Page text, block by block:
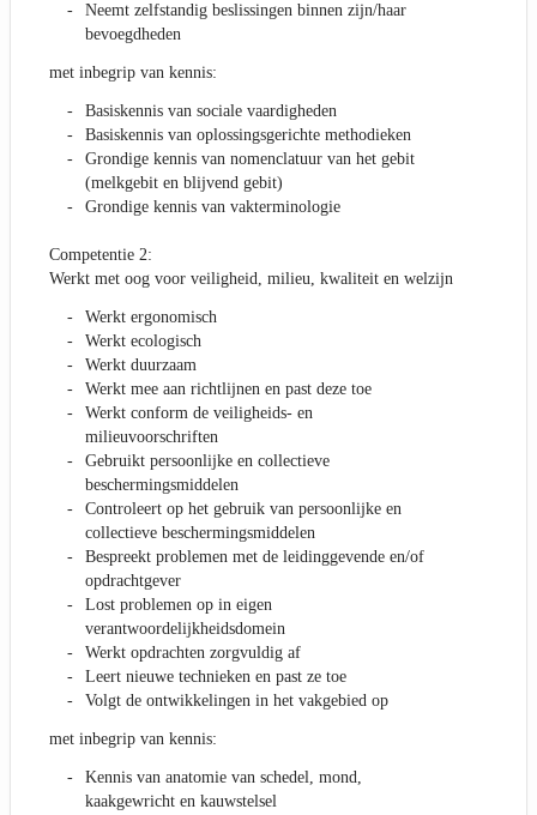
Neemt zelfstandig beslissingen binnen zijn/haar
bevoegdheden
met inbegrip van kennis:
Basiskennis van sociale vaardigheden
Basiskennis van oplossingsgerichte methodieken
Grondige kennis van nomenclatuur van het gebit
(melkgebit en blijvend gebit)
Grondige kennis van vakterminologie
Competentie 2:
Werkt met oog voor veiligheid, milieu, kwaliteit en welzijn
Werkt ergonomisch
Werkt ecologisch
Werkt duurzaam
Werkt mee aan richtlijnen en past deze toe
Werkt conform de veiligheids- en
milieuvoorschriften
Gebruikt persoonlijke en collectieve
beschermingsmiddelen
Controleert op het gebruik van persoonlijke en
collectieve beschermingsmiddelen
Bespreekt problemen met de leidinggevende en/of
opdrachtgever
Lost problemen op in eigen
verantwoordelijkheidsdomein
Werkt opdrachten zorgvuldig af
Leert nieuwe technieken en past ze toe
Volgt de ontwikkelingen in het vakgebied op
met inbegrip van kennis:
Kennis van anatomie van schedel, mond,
kaakgewricht en kauwstelsel